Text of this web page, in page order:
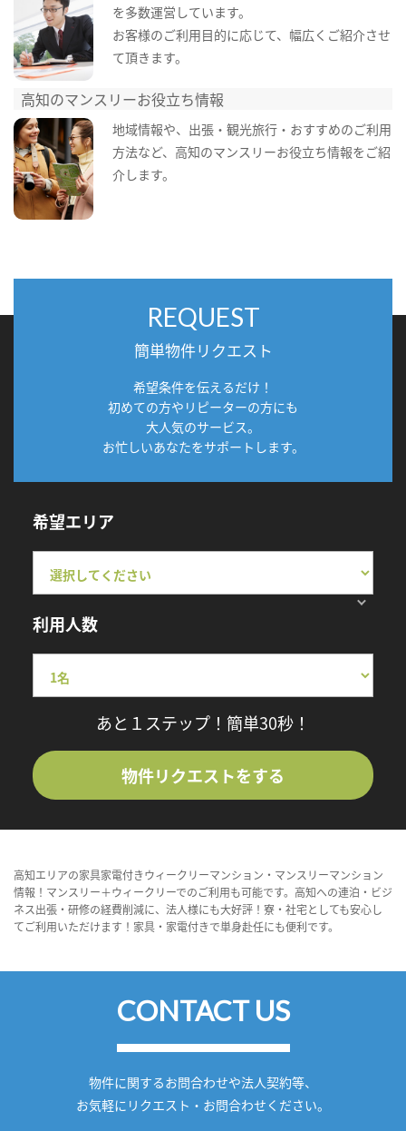
を多数運営しています。
お客様のご利用目的に応じて、幅広くご紹介させ
て頂きます。
高知のマンスリーお役立ち情報
地域情報や、出張・観光旅行・おすすめのご利用
方法など、高知のマンスリーお役立ち情報をご紹
介します。
REQUEST
簡単物件リクエスト
希望条件を伝えるだけ！
初めての方やリピーターの方にも
大人気のサービス。
お忙しいあなたをサポートします。
希望エリア
利用人数
あと１ステップ！簡単30秒！
物件リクエストをする
高知エリアの家具家電付きウィークリーマンション・マンスリーマンション
情報！マンスリー＋ウィークリーでのご利用も可能です。高知への連泊・ビジ
ネス出張・研修の経費削減に、法人様にも大好評！寮・社宅としても安心し
てご利用いただけます！家具・家電付きで単身赴任にも便利です。
CONTACT US
物件に関するお問合わせや法人契約等、
お気軽にリクエスト・お問合わせください。